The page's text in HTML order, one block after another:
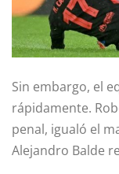
Sin embargo, el
rápidamente.
penal, igualó el
Alejandro Balde